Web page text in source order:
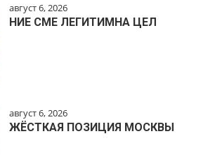
август 6, 2026
НИЕ СМЕ ЛЕГИТИМНА ЦЕЛ
август 6, 2026
ЖЁСТКАЯ ПОЗИЦИЯ МОСКВЫ